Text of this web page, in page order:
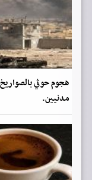
هجوم حوثي
مدنيين.